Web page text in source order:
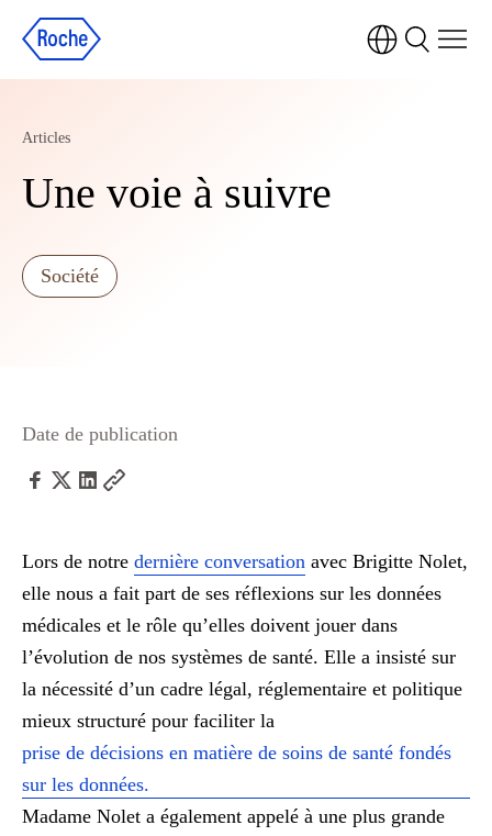
Articles
Une voie à suivre
Société
Date de publication
Lors de notre dernière conversation avec Brigitte Nolet,
elle nous a fait part de ses réflexions sur les données
médicales et le rôle qu’elles doivent jouer dans
l’évolution de nos systèmes de santé. Elle a insisté sur
la nécessité d’un cadre légal, réglementaire et politique
mieux structuré pour faciliter la
prise de décisions en matière de soins de santé fondés
sur les données.
Madame Nolet a également appelé à une plus grande